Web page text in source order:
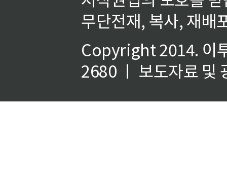
무단전재, 복사, 재배
Copyright 2014. 이
2680 ㅣ 보도자료